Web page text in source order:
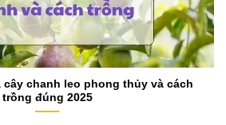
cây chanh leo phong thủy và cách
trồng đúng 2025